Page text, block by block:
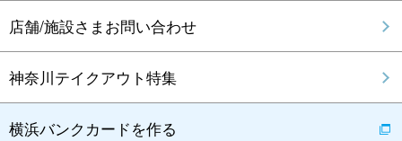
店舗/施設さまお問い合わせ
神奈川テイクアウト特集
横浜バンクカードを作る